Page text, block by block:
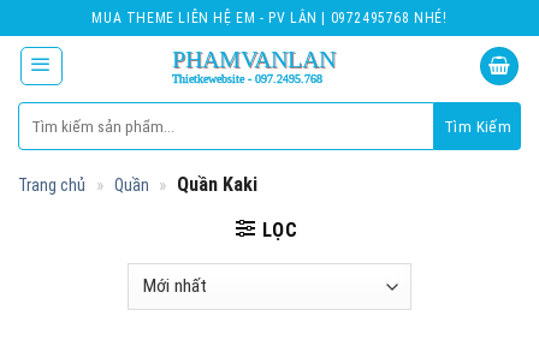
content
MUA THEME LIÊN HỆ EM - PV LÂN | 0972495768 NHÉ!
kiếm:
Trang chủ » Quần » Quần Kaki
LỌC